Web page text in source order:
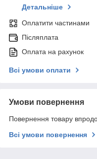
Детальніше
Оплатити частинами
Післяплата
Оплата на рахунок
Всі умови оплати
Умови повернення
Повернення товару
Всі умови повернення